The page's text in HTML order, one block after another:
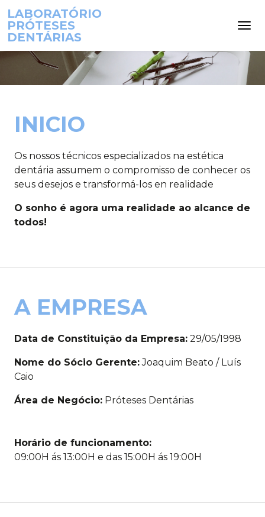
LABORATÓRIO
PRÓTESES
DENTÁRIAS
INICIO
Os nossos técnicos especializados na estética
dentária assumem o compromisso de conhecer os
seus desejos e transformá-los en realidade
O sonho é agora uma realidade ao alcance de
todos!
A EMPRESA
Data de Constituição da Empresa: 29/05/1998
Nome do Sócio Gerente:Joaquim Beato / Luís
Caio
Área de Negócio: Próteses Dentárias
Horário de funcionamento:
09:00H ás 13:00H e das 15:00H ás 19:00H